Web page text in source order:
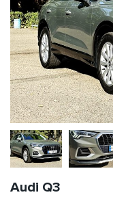
Audi Q3